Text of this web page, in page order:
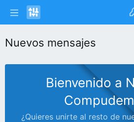
Nuevos mensajes
Bienvenido a
¿Quieres unirte al resto de